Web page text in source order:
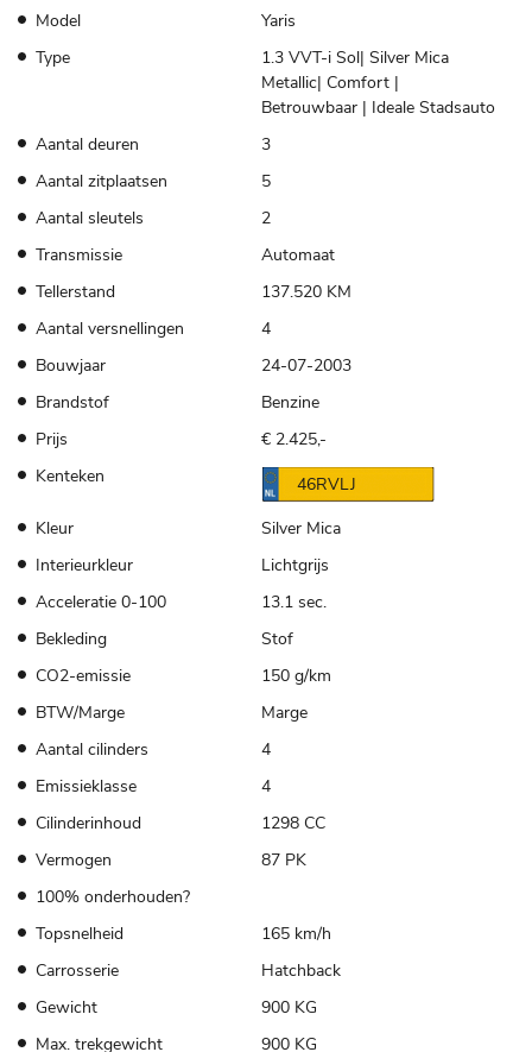
Model
Yaris
Type
1.3 VVT-i Sol| Silver Mica
Metallic| Comfort |
Betrouwbaar | Ideale Stadsauto
Aantal deuren
3
Aantal zitplaatsen
5
Aantal sleutels
2
Transmissie
Automaat
Tellerstand
137.520 KM
Aantal versnellingen
4
Bouwjaar
24-07-2003
Brandstof
Benzine
Prijs
€ 2.425,-
Kenteken
46RVLJ
Kleur
Silver Mica
Interieurkleur
Lichtgrijs
Acceleratie 0-100
13.1 sec.
Bekleding
Stof
CO2-emissie
150 g/km
BTW/Marge
Marge
Aantal cilinders
4
Emissieklasse
4
Cilinderinhoud
1298 CC
Vermogen
87 PK
100% onderhouden?
Topsnelheid
165 km/h
Carrosserie
Hatchback
Gewicht
900 KG
Max. trekgewicht
900 KG